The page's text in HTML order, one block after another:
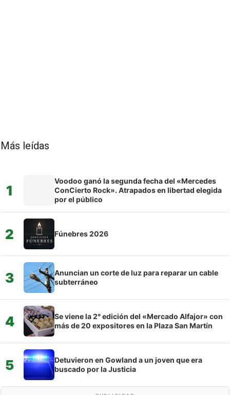
Más leídas
1
Voodoo ganó la segunda fecha del «Mercedes
ConCierto Rock». Atrapados en libertad elegida
por el público
2 Fúnebres 2026
3
Anuncian un corte de luz para reparar un cable
subterráneo
4
Se viene la 2° edición del «Mercado Alfajor» con
más de 20 expositores en la Plaza San Martín
5
Detuvieron en Gowland a un joven que era
buscado por la Justicia